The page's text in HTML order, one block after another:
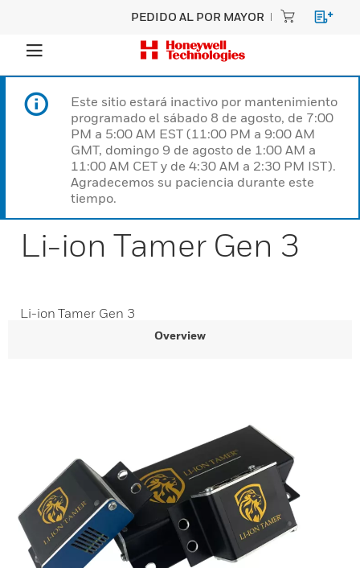
PEDIDO AL POR MAYOR
Este sitio estará inactivo por mantenimiento
programado el sábado 8 de agosto, de 7:00
PM a 5:00 AM EST (11:00 PM a 9:00 AM
GMT, domingo 9 de agosto de 1:00 AM a
11:00 AM CET y de 4:30 AM a 2:30 PM IST).
Agradecemos su paciencia durante este
tiempo.
Li-ion Tamer Gen 3
Li-ion Tamer Gen 3
Overview